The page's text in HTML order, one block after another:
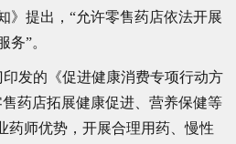
》提出，“允许零售药店依法开展
务”。
发的《促进健康消费专项行动方
药店拓展健康促进、营养保健等
药师优势，开展合理用药、慢性